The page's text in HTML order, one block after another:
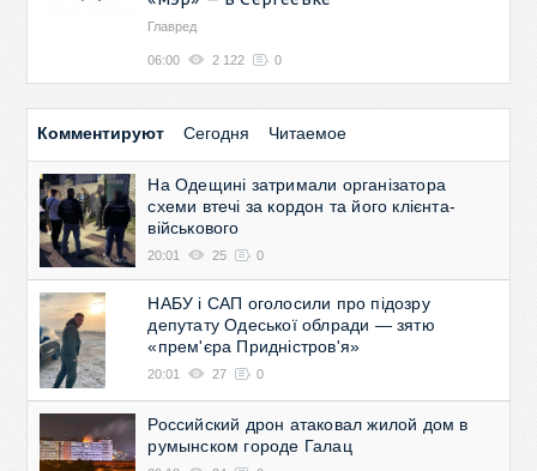
Главред
06:00 2 122 0
Комментируют Сегодня Читаемое
На Одещині затримали організатора
схеми втечі за кордон та його клієнта-
військового
20:01 25 0
НАБУ і САП оголосили про підозру
депутату Одеської облради — зятю
«прем'єра Придністров'я»
20:01 27 0
Российский дрон атаковал жилой дом в
румынском городе Галац